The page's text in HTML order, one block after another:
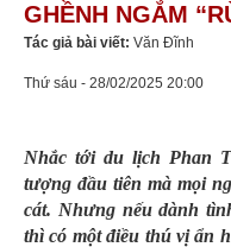
GHỀNH NGẮM
Tác giả bài viết: Văn Đĩnh
Thứ sáu - 28/02/2025 20:00
Nhắc tới du lịch Phan
tượng đầu tiên mà mọi
cát. Nhưng nếu dành
thì có một điều thú vị ẩn